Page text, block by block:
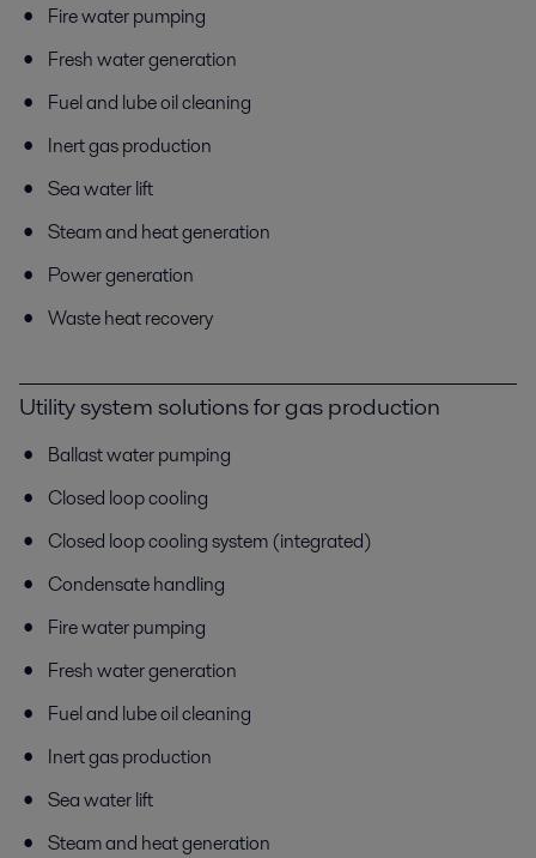
Fire water pumping
Fresh water generation
Fuel and lube oil cleaning
Inert gas production
Sea water lift
Steam and heat generation
Power generation
Waste heat recovery
Utility system solutions for gas production
Ballast water pumping
Closed loop cooling
Closed loop cooling system (integrated)
Condensate handling
Fire water pumping
Fresh water generation
Fuel and lube oil cleaning
Inert gas production
Sea water lift
Steam and heat generation